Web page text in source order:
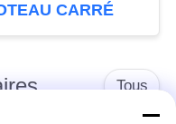
CARRÉ
Tous